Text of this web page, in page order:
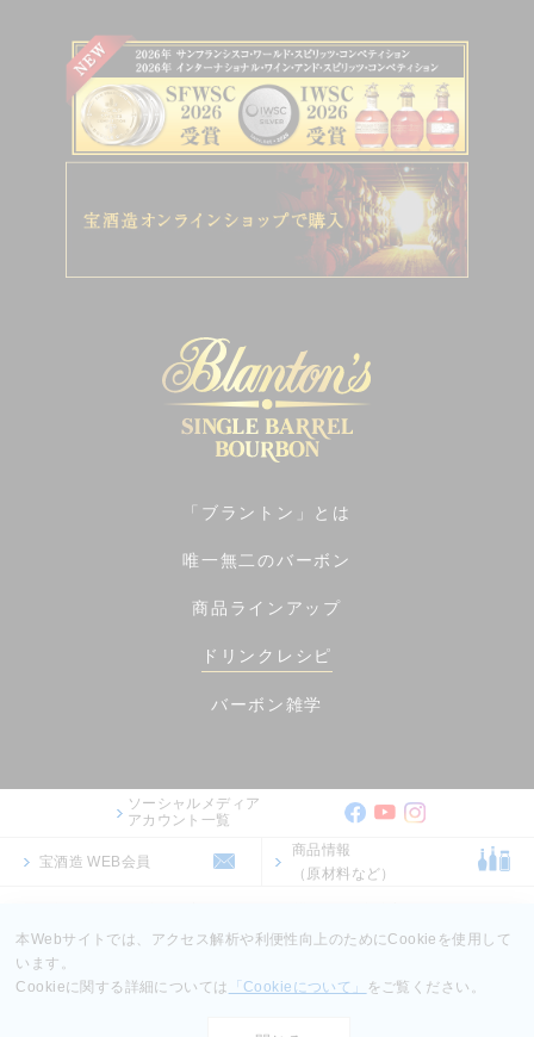
「ブラントン」とは
唯一無二のバーボン
商品ラインアップ
ドリンクレシピ
バーボン雑学
ソーシャルメディア
アカウント一覧
宝酒造 WEB会員
商品情報
（原材料など）
本Webサイトでは、アクセス解析や利便性向上のためにCookieを使用して
います。
Cookieに関する詳細については
「Cookieについて」 をご覧ください。